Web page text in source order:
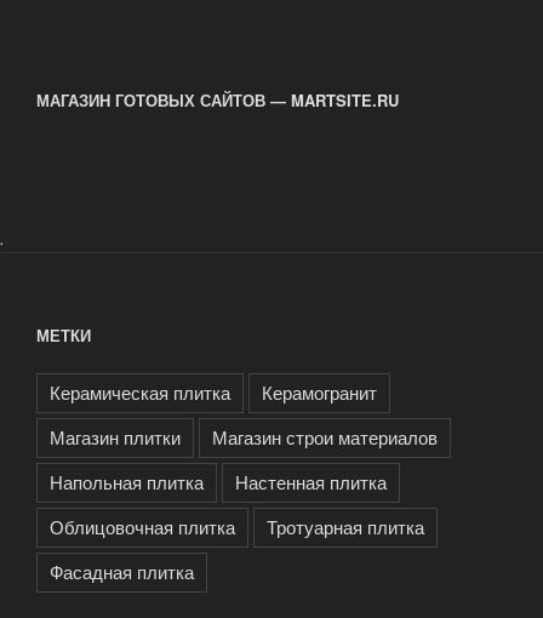
МАГАЗИН ГОТОВЫХ САЙТОВ — MARTSITE.RU
.
МЕТКИ
Керамическая плитка
Керамогранит
Магазин плитки
Магазин строи материалов
Напольная плитка
Настенная плитка
Облицовочная плитка
Тротуарная плитка
Фасадная плитка